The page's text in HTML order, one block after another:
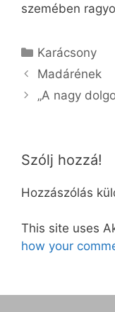
szemében
Kategória
Karácsony
Madárének
„A nagy
Szólj hozzá!
Hozzászólás
This site uses
how your